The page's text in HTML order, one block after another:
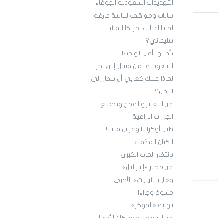
التهديدات السعودية الجوفاء
بيانات ومواقف لبنانية فارغة
لماذا اغتالت أمريكا القائد
سليماني؟!
تأديبها أقل الواجب!
السعودية.. من فشل إلى آخر!
لماذا عليك كعربي أن تنحاز إلى
اليمن؟
عن التغيير والقمح وتجميع
الجرارات الزراعية
طبل أوكرانيا وعرس فيينا!!
الكيان المؤقت
بانتظار الحرب الكبرى
عن مصير «إسرائيل»
و«الإسرائيليات» الأخرى
مسوخ وجراء!
نهاية «الجوكر»